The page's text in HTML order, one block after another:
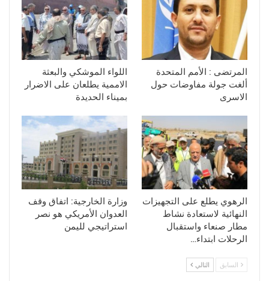
المرتضى : الأمم المتحدة
ألغت جولة مفاوضات حول
الاسرى
اللواء الموشكي والبعثة
الاممية يطلعان على الاضرار
بميناء الحديدة
الرهوي يطلع على التجهيزات
النهائية لاستعادة نشاط
مطار صنعاء واستقبال
الرحلات ابتداء…
وزارة الخارجية: اتفاق وقف
العدوان الأمريكي هو نصر
استراتيجي لليمن
السابق التالي